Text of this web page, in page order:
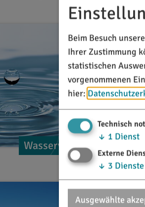
Wasserversorgung
Beim Besuch
Ihrer Zustimmung
statistischen
vorgenommenen
hier:
Technisch
↓ 1 Dienst
Externe
↓ 3 Dienste
Ausgewählte